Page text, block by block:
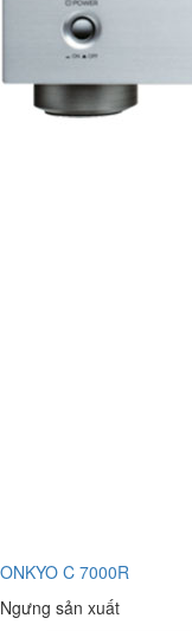
ONKYO C 7000R
Ngưng sản xuất